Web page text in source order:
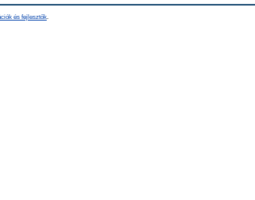
és fejlesztők